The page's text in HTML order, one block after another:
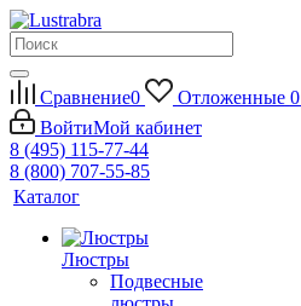
Сравнение0 Отложенные 0
ВойтиМой кабинет
8 (495) 115-77-44
8 (800) 707-55-85
Каталог
Люстры
Подвесные